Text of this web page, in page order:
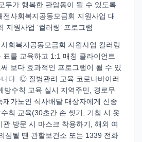
두가 행복한 판암동이 될 수 있도록
사회복지공동모금회 지원사업 대
지원사업 ‘컬러링’ 프로그램
회복지공동모금회 지원사업 컬러링
표를 교육하고 1:1 매칭 클라이언트
보다 효과적인 프로그램이 될 수 있
다. ◎ 질병관리 교육 코로나바이러
방수칙 교육 실시 지역주민, 경로무
재가노인 식사배달 대상자에게 신종
칙 교육(30초간 손 씻기, 기침 시 옷
관 방문 시 마스크 착용하기, 해외 여
심될 땐 관할보건소 또는 1339 전화